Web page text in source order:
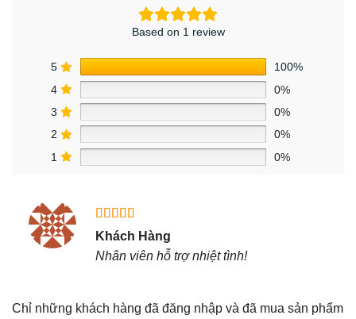
Based on 1 review
5
100%
4
0%
3
0%
2
0%
1
0%
Được xếp
hạng55
sao
Khách Hàng
Nhân viên hỗ trợ nhiệt tình!
Chỉ những khách hàng đã đăng nhập và đã mua sản phẩm